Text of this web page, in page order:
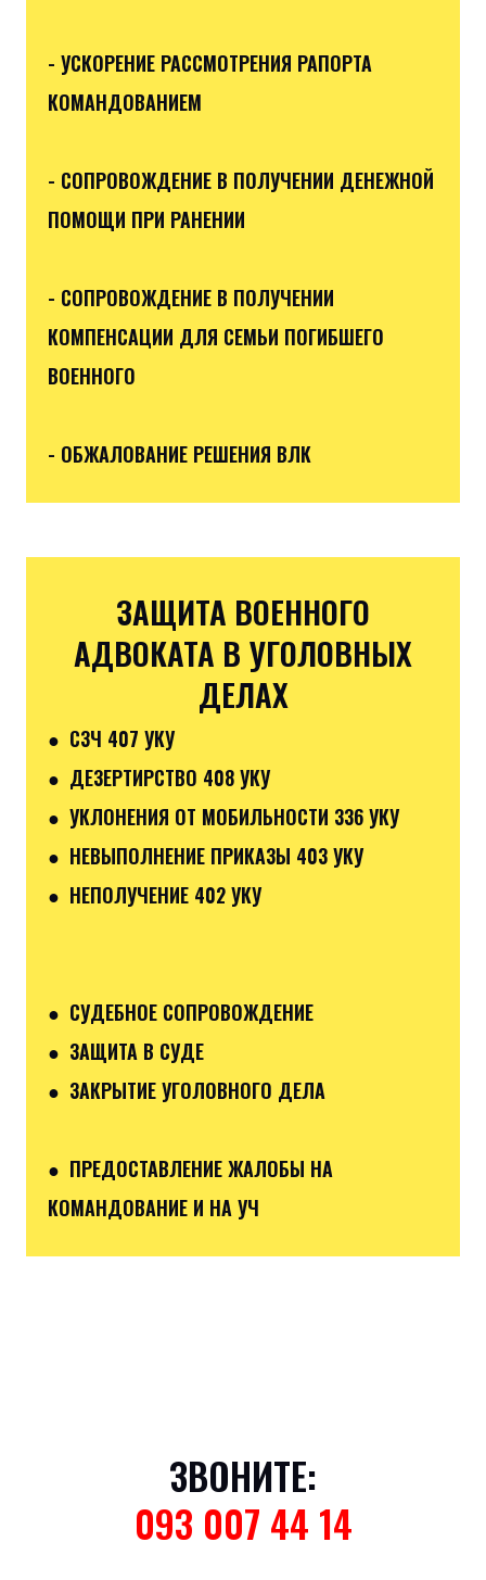
- УСКОРЕНИЕ РАССМОТРЕНИЯ РАПОРТА
КОМАНДОВАНИЕМ
- СОПРОВОЖДЕНИЕ В ПОЛУЧЕНИИ ДЕНЕЖНОЙ
ПОМОЩИ ПРИ РАНЕНИИ
- СОПРОВОЖДЕНИЕ В ПОЛУЧЕНИИ
КОМПЕНСАЦИИ ДЛЯ СЕМЬИ ПОГИБШЕГО
ВОЕННОГО
- ОБЖАЛОВАНИЕ РЕШЕНИЯ ВЛК
ЗАЩИТА ВОЕННОГО
АДВОКАТА В УГОЛОВНЫХ
ДЕЛАХ
● СЗЧ 407 УКУ
● ДЕЗЕРТИРСТВО 408 УКУ
● УКЛОНЕНИЯ ОТ МОБИЛЬНОСТИ 336 УКУ
● НЕВЫПОЛНЕНИЕ ПРИКАЗЫ 403 УКУ
● НЕПОЛУЧЕНИЕ 402 УКУ
● СУДЕБНОЕ СОПРОВОЖДЕНИЕ
● ЗАЩИТА В СУДЕ
● ЗАКРЫТИЕ УГОЛОВНОГО ДЕЛА
● ПРЕДОСТАВЛЕНИЕ ЖАЛОБЫ НА
КОМАНДОВАНИЕ И НА УЧ
ЗВОНИТЕ:
093 007 44 14